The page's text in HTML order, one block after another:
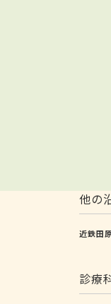
他の
近鉄田
診療